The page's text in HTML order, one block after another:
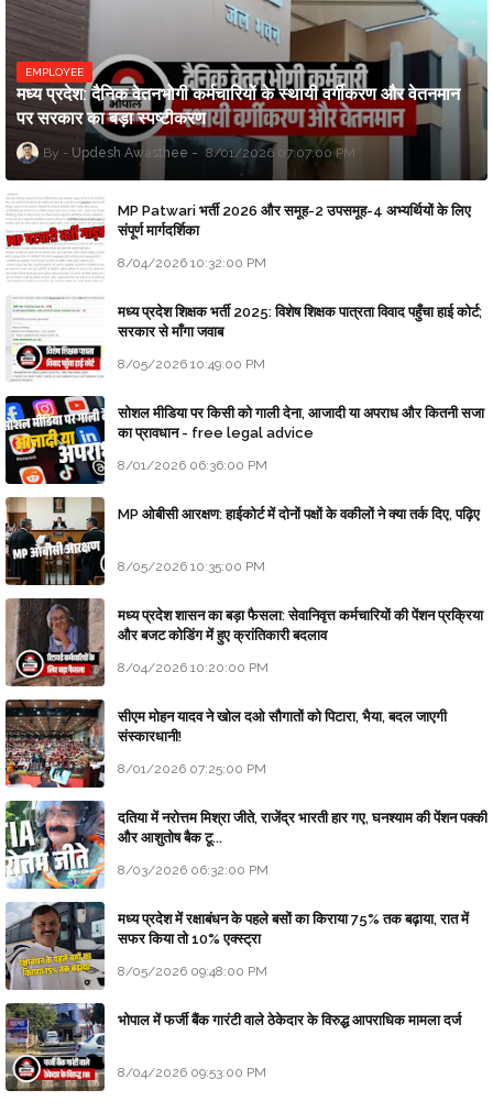
EMPLOYEE
मध्य प्रदेश: दैनिक वेतनभोगी कर्मचारियों के स्थायी वर्गीकरण और वेतनमान
पर सरकार का बड़ा स्पष्टीकरण
Updesh Awasthee 8/01/2026 07:07:00 PM
MP Patwari भर्ती 2026 और समूह-2 उपसमूह-4 अभ्यर्थियों के लिए
संपूर्ण मार्गदर्शिका
8/04/2026 10:32:00 PM
मध्य प्रदेश शिक्षक भर्ती 2025: विशेष शिक्षक पात्रता विवाद पहुँचा हाई कोर्ट;
सरकार से माँगा जवाब
8/05/2026 10:49:00 PM
सोशल मीडिया पर किसी को गाली देना, आजादी या अपराध और कितनी सजा
का प्रावधान - free legal advice
8/01/2026 06:36:00 PM
MP ओबीसी आरक्षण: हाईकोर्ट में दोनों पक्षों के वकीलों ने क्या तर्क दिए, पढ़िए
8/05/2026 10:35:00 PM
मध्य प्रदेश शासन का बड़ा फैसला: सेवानिवृत्त कर्मचारियों की पेंशन प्रक्रिया
और बजट कोडिंग में हुए क्रांतिकारी बदलाव
8/04/2026 10:20:00 PM
सीएम मोहन यादव ने खोल दओ सौगातों को पिटारा, भैया, बदल जाएगी
संस्कारधानी!
8/01/2026 07:25:00 PM
दतिया में नरोत्तम मिश्रा जीते, राजेंद्र भारती हार गए, घनश्याम की पेंशन पक्की
और आशुतोष बैक टू...
8/03/2026 06:32:00 PM
मध्य प्रदेश में रक्षाबंधन के पहले बसों का किराया 75% तक बढ़ाया, रात में
सफर किया तो 10% एक्स्ट्रा
8/05/2026 09:48:00 PM
भोपाल में फर्जी बैंक गारंटी वाले ठेकेदार के विरुद्ध आपराधिक मामला दर्ज
8/04/2026 09:53:00 PM